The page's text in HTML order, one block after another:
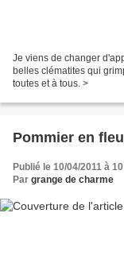
Je viens de changer
belles clématites qui
toutes et à tous. >
Pommier en
Publié le 10/04/2011 à
Par grange de charme